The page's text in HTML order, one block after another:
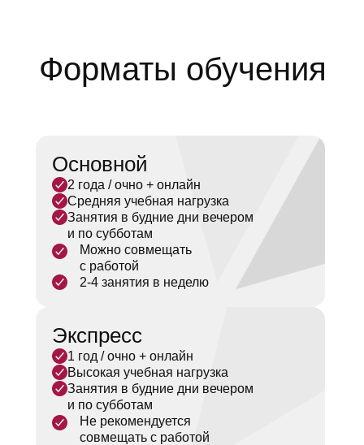
Основной
2 года / очно + онлайн
Средняя учебная нагрузка
Занятия в будние дни вечером
и по субботам
Можно совмещать
с работой
2-4 занятия в неделю
Экспресс
1 год / очно + онлайн
Высокая учебная нагрузка
Занятия в будние дни вечером
и по субботам
Не рекомендуется
совмещать с работой
Форматы обучения
Учебный план сочетает обязательные
курсы по финансам и набор элективов,
библиотеке и онлайн-ресурсам РЭШ,
а также к сообществу студентов
и выпускников Школы, что особенно
ценят студенты
Гибкий формат
кто совмещает учебу с работой.
Занятия проходят два-три раза в неделю
по будням в гостинице Novоtel Киевская
(2 минуты пешком от метро). Все лекции
транслируются онлайн, поэтому при
необходимости можно подключаться
удалённо.